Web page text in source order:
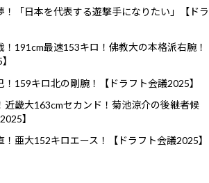
！「日本を代表する遊撃手になりたい」【ドラ
！191cm最速153キロ！佛教大の本格派右腕！
！159キロ北の剛腕！【ドラフト会議2025】
近畿大163cmセカンド！菊池涼介の後継者候
】
！亜大152キロエース！【ドラフト会議2025】